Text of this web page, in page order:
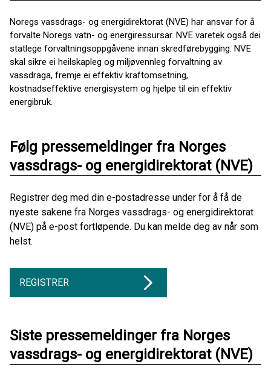
Noregs vassdrags- og energidirektorat (NVE) har ansvar for å
forvalte Noregs vatn- og energiressursar. NVE varetek også dei
statlege forvaltningsoppgåvene innan skredførebygging. NVE
skal sikre ei heilskapleg og miljøvennleg forvaltning av
vassdraga, fremje ei effektiv kraftomsetning,
kostnadseffektive energisystem og hjelpe til ein effektiv
energibruk.
Følg pressemeldinger fra Norges
vassdrags- og energidirektorat (NVE)
Registrer deg med din e-postadresse under for å få de
nyeste sakene fra Norges vassdrags- og energidirektorat
(NVE) på e-post fortløpende. Du kan melde deg av når som
helst.
REGISTRER
Siste pressemeldinger fra Norges
vassdrags- og energidirektorat (NVE)